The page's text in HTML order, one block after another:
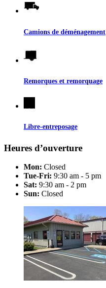
Camions de déménagement
Remorques et remorquage
Libre-entreposage
Heures d’ouverture
Mon: Closed
Tue-Fri: 9:30 am - 5 pm
Sat: 9:30 am - 2 pm
Sun: Closed